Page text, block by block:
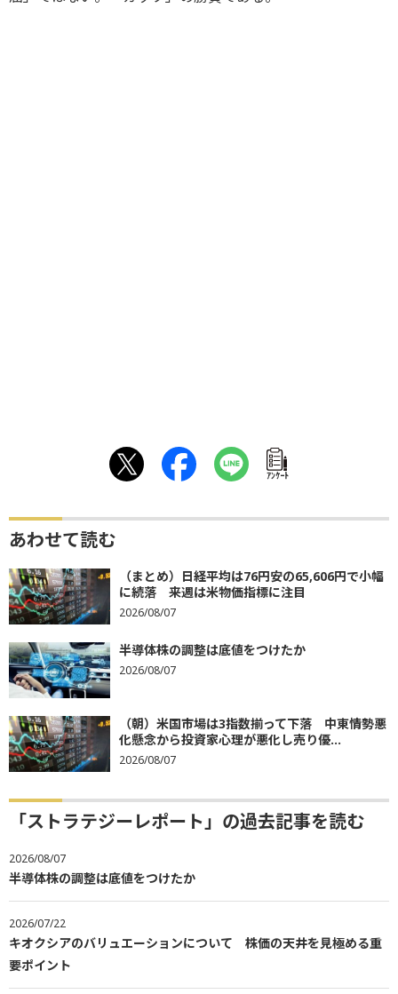
ｱﾝｹｰﾄ
あわせて読む
（まとめ）日経平均は76円安の65,606円で小幅
に続落 来週は米物価指標に注目
2026/08/07
半導体株の調整は底値をつけたか
2026/08/07
（朝）米国市場は3指数揃って下落 中東情勢悪
化懸念から投資家心理が悪化し売り優...
2026/08/07
「ストラテジーレポート」の過去記事を読む
2026/08/07
半導体株の調整は底値をつけたか
2026/07/22
キオクシアのバリュエーションについて 株価の天井を見極める重
要ポイント